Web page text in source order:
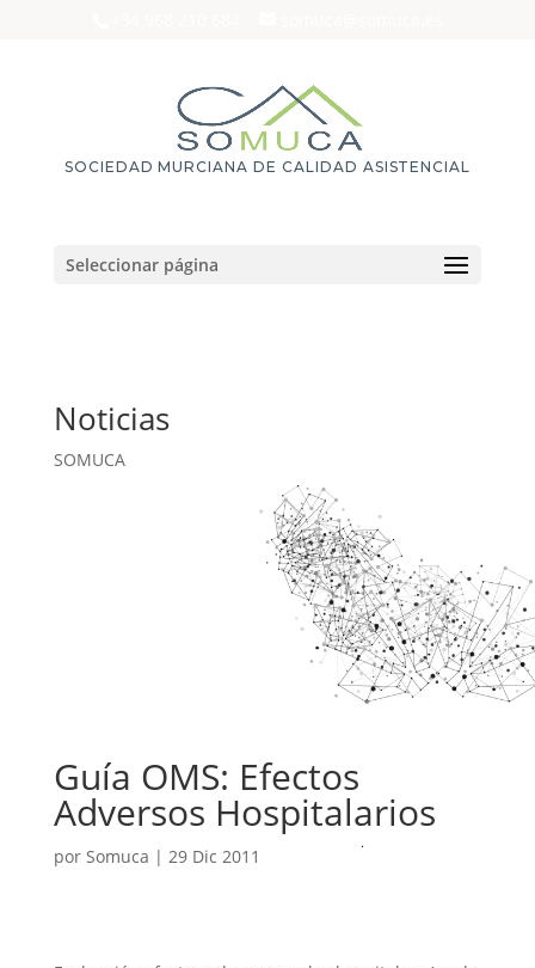
SOCIEDAD MURCIANA DE CALIDAD ASISTENCIAL
Seleccionar página
Noticias
SOMUCA
Guía OMS: Efectos
Adversos Hospitalarios
por Somuca | 29 Dic 2011